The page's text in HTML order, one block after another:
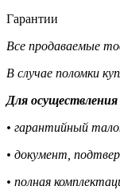
Гарантии
Все продаваемые
В случае поломки
Для
• гарантийный
• документ,
• полная